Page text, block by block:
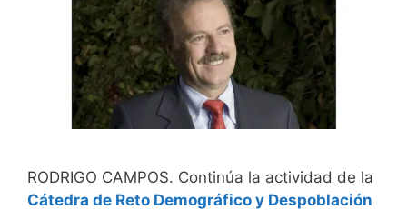
RODRIGO CAMPOS. Continúa la actividad de la
Cátedra de Reto Demográfico y Despoblación